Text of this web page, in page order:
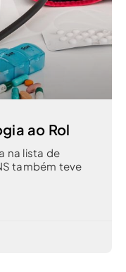
ao Rol
na lista de
também teve